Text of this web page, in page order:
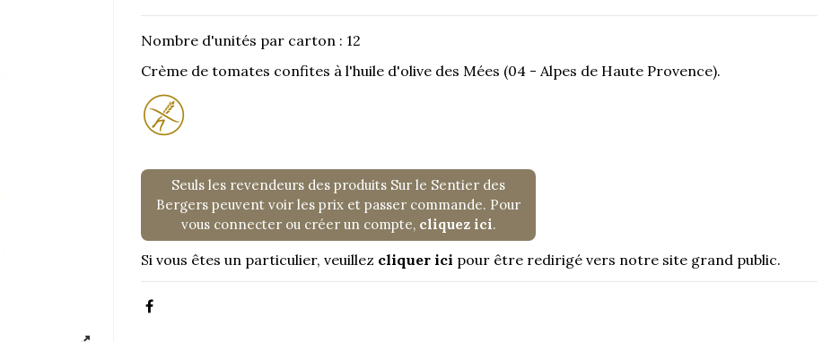
Nombre d'unités par carton : 12
Crème de tomates confites à l'huile d'olive des Mées (04 - Alpes de Haute Provence).
Seuls les revendeurs des produits Sur le Sentier des
Bergers peuvent voir les prix et passer commande. Pour
vous connecter ou créer un compte, cliquez ici.
Si vous êtes un particulier, veuillez cliquer ici pour être redirigé vers notre site grand public.